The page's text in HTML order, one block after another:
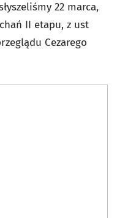
22 marca,
II etapu, z ust
Cezarego